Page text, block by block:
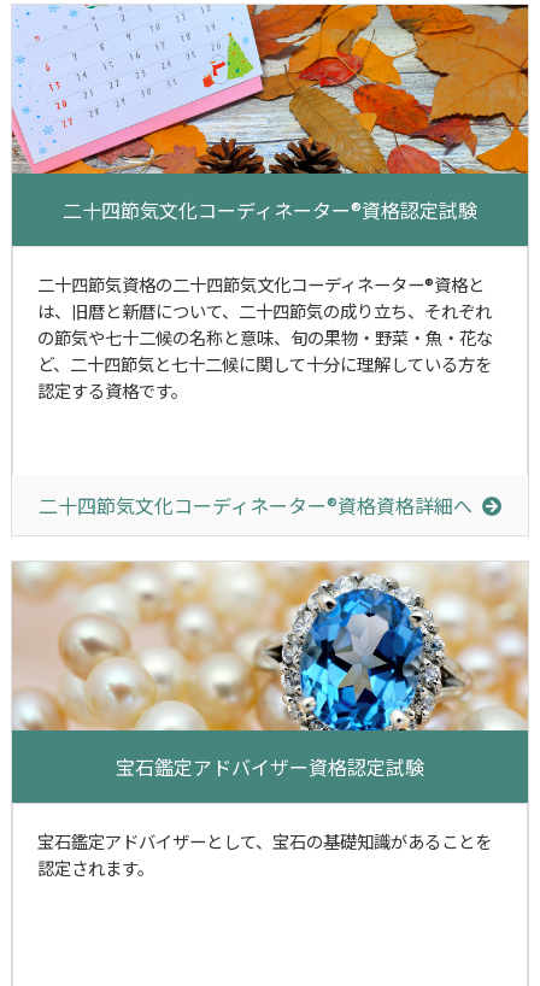
二十四節気文化コーディネーター®資格認定試験
二十四節気資格の二十四節気文化コーディネーター®資格と
は、旧暦と新暦について、二十四節気の成り立ち、それぞれ
の節気や七十二候の名称と意味、旬の果物・野菜・魚・花な
ど、二十四節気と七十二候に関して十分に理解している方を
認定する資格です。
二十四節気文化コーディネーター®資格資格詳細へ
宝石鑑定アドバイザー資格認定試験
宝石鑑定アドバイザーとして、宝石の基礎知識があることを
認定されます。